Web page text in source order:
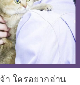
า ใครอยากอ่าน